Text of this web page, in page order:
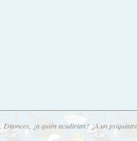
¿a quién acudirían? ¿A un